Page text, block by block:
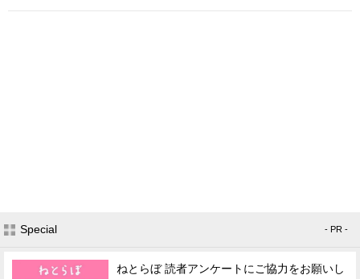
Special - PR -
ねとらぼ 読者アンケートにご協力をお願いし